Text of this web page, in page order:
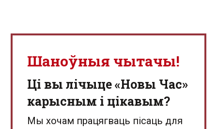
Шаноўныя чытачы!
Ці вы лічыце «Новы Час»
карысным і цікавым?
Мы хочам працягваць пісаць для